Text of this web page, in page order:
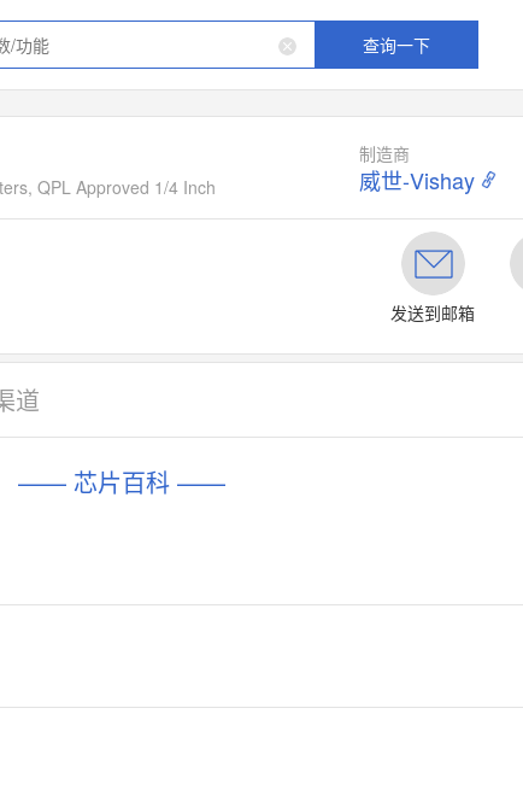
查询一下
QPL Approved 1/4 Inch
制造商
威世-Vishay
发送到邮箱
道
—— 芯片百科 ——